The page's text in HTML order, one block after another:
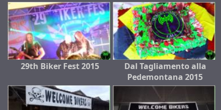
29th Biker Fest 2015
Dal Tagliamento alla
Pedemontana 2015